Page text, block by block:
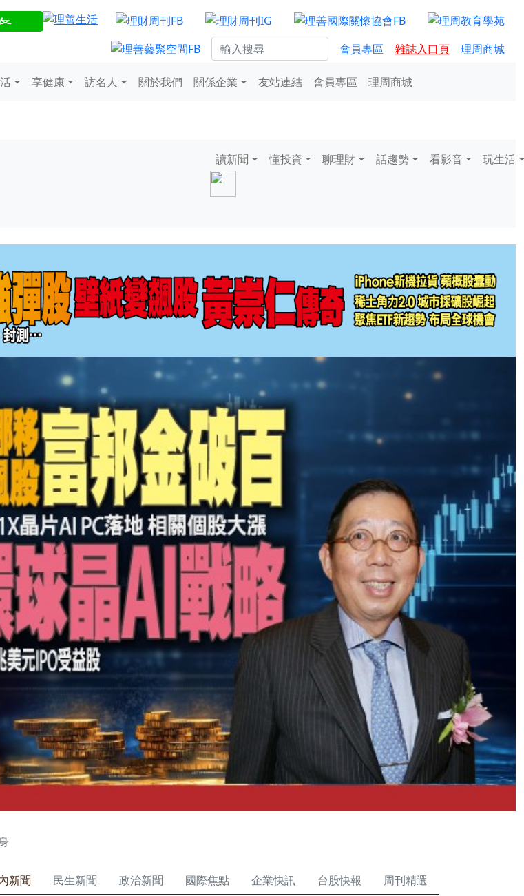
會員專區 雜誌入口頁 理周商城
享健康 訪名人 關於我們 關係企業 友站連結 會員專區 理周商城
讀新聞 懂投資 聊理財 話趨勢 看影音 玩生活
新聞 民生新聞 政治新聞 國際焦點 企業快訊 台股快報 周刊精選